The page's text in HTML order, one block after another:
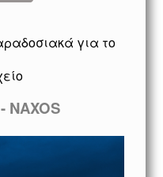
για το
NAXOS